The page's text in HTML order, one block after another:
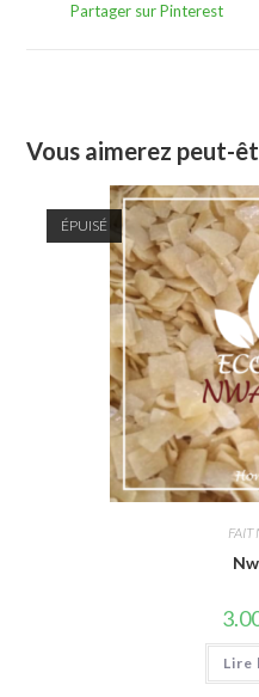
Partager sur Pinterest
Vous aimerez peut-
ÉPUISÉ
FAIT
Lire